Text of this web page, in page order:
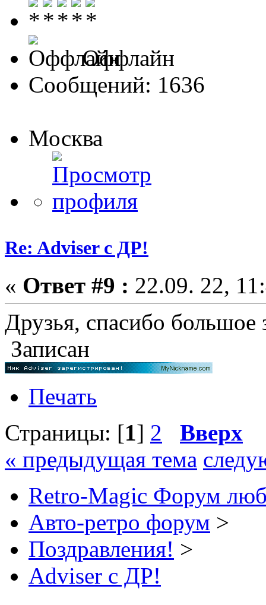
Оффлайн
Сообщений: 1636
Москва
Re: Adviser с ДР!
« Ответ #9 : 22.09. 22,
Друзья, спасибо большое
Записан
Печать
Страницы: [1] 2
Вверх
« предыдущая тема
Retro-Magic Форум
Авто-ретро форум >
Поздравления! >
Adviser с ДР!